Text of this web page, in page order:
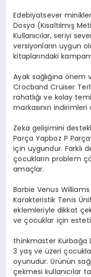
Edebiyatsever
Dosya (Kısaltılmış
Kullanıcılar, seriyi
versiyonların uygun
kitaplarındaki
Ayak sağlığına
Crocband Cruiser
rahatlığı ve kolay
markasının
Zeka gelişimini
Parça Yapboz P
için uygundur. Farklı
çocukların problem
amaçlar.
Barbie Venus
Karakteristik Tenis
eklemleriyle dikkat
ve çocuklar için
thinkmaster Kurbağa
3 yaş ve üzeri
oyunudur. Ürünün
çekmesi kullanıcılar